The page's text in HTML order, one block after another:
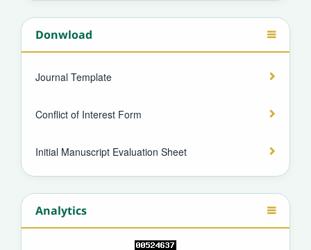
Donwload
Journal Template
Conflict of Interest Form
Initial Manuscript Evaluation Sheet
Analytics